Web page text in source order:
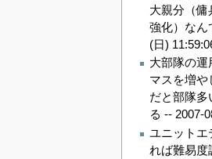
大親分（傭
強化）なん
(日)
大部隊の運
マスを増や
だと部隊多
る -- 2007-
ユニットエ
れば難易度